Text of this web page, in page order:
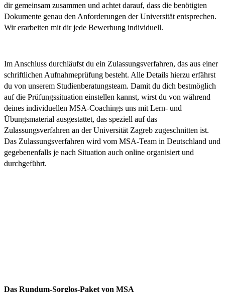
dir gemeinsam zusammen und achtet darauf, dass die benötigten
Dokumente genau den Anforderungen der Universität entsprechen.
Wir erarbeiten mit dir jede Bewerbung individuell.
Im Anschluss durchläufst du ein Zulassungsverfahren, das aus einer
schriftlichen Aufnahmeprüfung besteht. Alle Details hierzu erfährst
du von unserem Studienberatungsteam. Damit du dich bestmöglich
auf die Prüfungssituation einstellen kannst, wirst du von während
deines individuellen MSA-Coachings uns mit Lern- und
Übungsmaterial ausgestattet, das speziell auf das
Zulassungsverfahren an der Universität Zagreb zugeschnitten ist.
Das Zulassungsverfahren wird vom MSA-Team in Deutschland und
gegebenenfalls je nach Situation auch online organisiert und
durchgeführt.
Das Rundum-Sorglos-Paket von MSA